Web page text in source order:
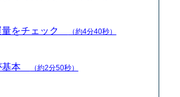
量をチェック （約4分40秒）
基本 （約2分50秒）